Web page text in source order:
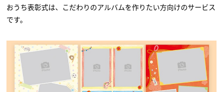
おうち表彰式は、こだわりのアルバムを作りたい方向けのサービス
です。